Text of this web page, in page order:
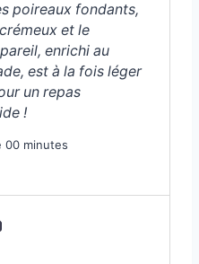
poireaux fondants,
et le
enrichi au
est à la fois léger
un repas
!
00 minutes